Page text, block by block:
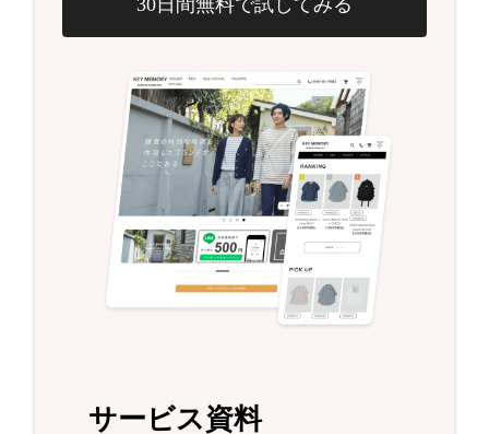
30日間無料で試してみる
サービス資料